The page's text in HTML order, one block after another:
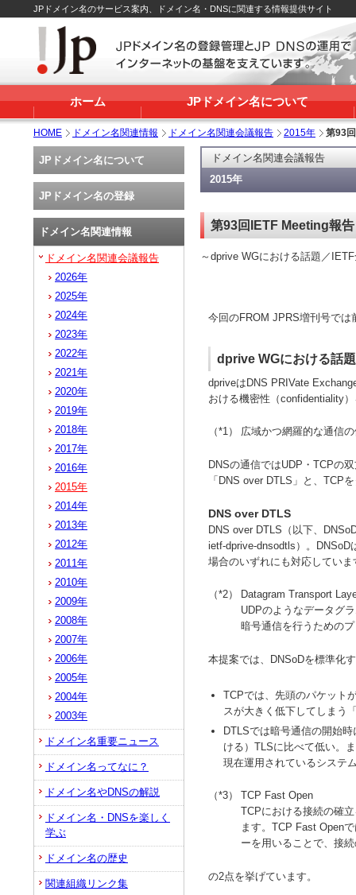
JPドメイン名のサービス案内、ドメイン名・DNSに関連する情報提供サイト
ホーム JPドメイン名について
HOME ドメイン名関連情報 ドメイン名関連会議報告 2015年 第93
ドメイン名関連会議報告
2015年
第93回IETF Meeting報
～dprive WGにおける話題／
今回のFROM JPRS増刊号で
dprive WGにおける話題
dpriveはDNS PRIVate
おける機密性（confidentiality
（*1） 広域かつ網羅的な通信
DNSの通信ではUDP・TCPの
「DNS over DTLS」と、TCP
DNS over DTLS
DNS over DTLS（以下、
ietf-dprive-dnsodtls）。DNSoD
場合のいずれにも対応していま
（*2）
Datagram Transport
UDPのようなデータグ
暗号通信を行うための
本提案では、DNSoDを標準化
TCPでは、先頭のパケット
スが大きく低下してしまう
DTLSでは暗号通信の開始
ける）TLSに比べて低い。
現在運用されているシステ
（*3）
TCP Fast Open
TCPにおける接続の確
ます。TCP Fast Open
ーを用いることで、接
の2点を挙げています。
JPドメイン名について
JPドメイン名の登録
ドメイン名関連情報
ドメイン名関連会議報告
2026年
2025年
2024年
2023年
2022年
2021年
2020年
2019年
2018年
2017年
2016年
2015年
2014年
2013年
2012年
2011年
2010年
2009年
2008年
2007年
2006年
2005年
2004年
2003年
ドメイン名重要ニュース
ドメイン名ってなに？
ドメイン名やDNSの解説
ドメイン名・DNSを楽しく
学ぶ
ドメイン名の歴史
関連組織リンク集